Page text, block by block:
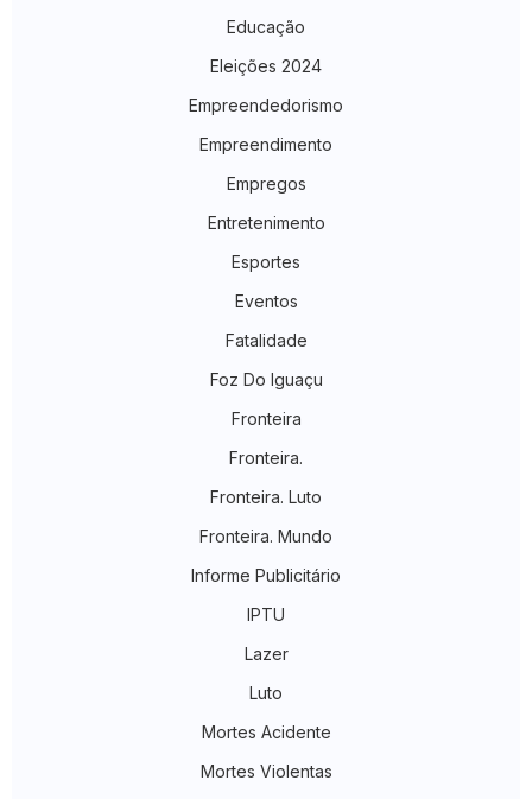
Educação
Eleições 2024
Empreendedorismo
Empreendimento
Empregos
Entretenimento
Esportes
Eventos
Fatalidade
Foz Do Iguaçu
Fronteira
Fronteira.
Fronteira. Luto
Fronteira. Mundo
Informe Publicitário
IPTU
Lazer
Luto
Mortes Acidente
Mortes Violentas